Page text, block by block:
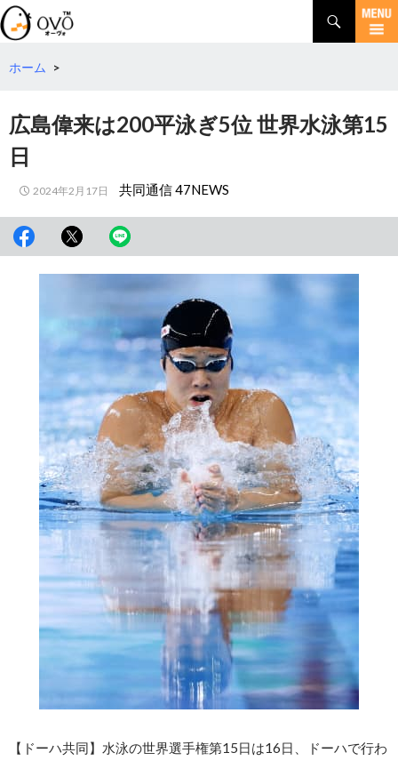
検
索
コ
テホーム >
広島偉来は200平泳ぎ5位 世界水泳第15
日
2024年2月17日 共同通信 47NEWS
【ドーハ共同】水泳の世界選手権第15日は16日、ドーハで行わ